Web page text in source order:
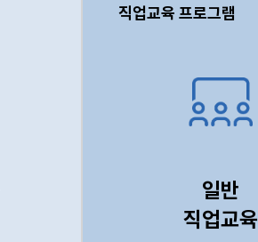
직업교육 프로그램
일반
직업교육